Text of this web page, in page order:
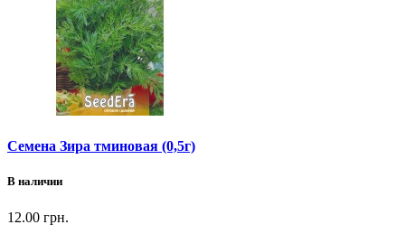
Семена Зира тминовая (0,5г)
В наличии
12.00 грн.